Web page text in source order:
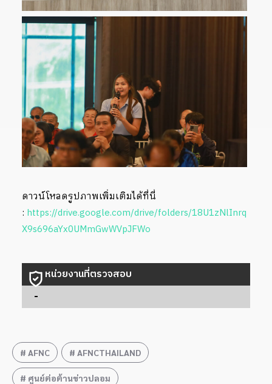
ดาวน์โหลดรูปภาพเพิ่มเติมได้ที่นี่
: https://drive.google.com/drive/folders/18U1zNlInrq
X9s696aYx0UMmGwWVpJFWo
หน่วยงานที่ตรวจสอบ
-
AFNC AFNCTHAILAND
ศูนย์ต่อต้านข่าวปลอม